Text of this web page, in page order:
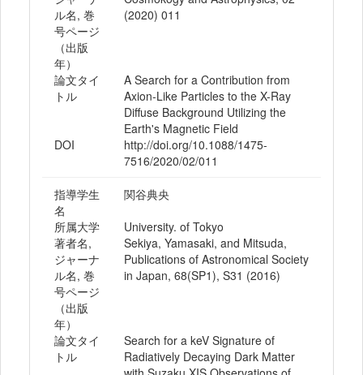
ル名, 巻
号ページ
（出版
年）
(2020) 011
論文タイ
トル
A Search for a Contribution from
Axion-Like Particles to the X-Ray
Diffuse Background Utilizing the
Earth's Magnetic Field
DOI
http://doi.org/10.1088/1475-
7516/2020/02/011
指導学生
名
関谷典央
所属大学
University. of Tokyo
著者名,
ジャーナ
ル名, 巻
号ページ
（出版
年）
Sekiya, Yamasaki, and Mitsuda,
Publications of Astronomical Society
in Japan, 68(SP1), S31 (2016)
論文タイ
トル
Search for a keV Signature of
Radiatively Decaying Dark Matter